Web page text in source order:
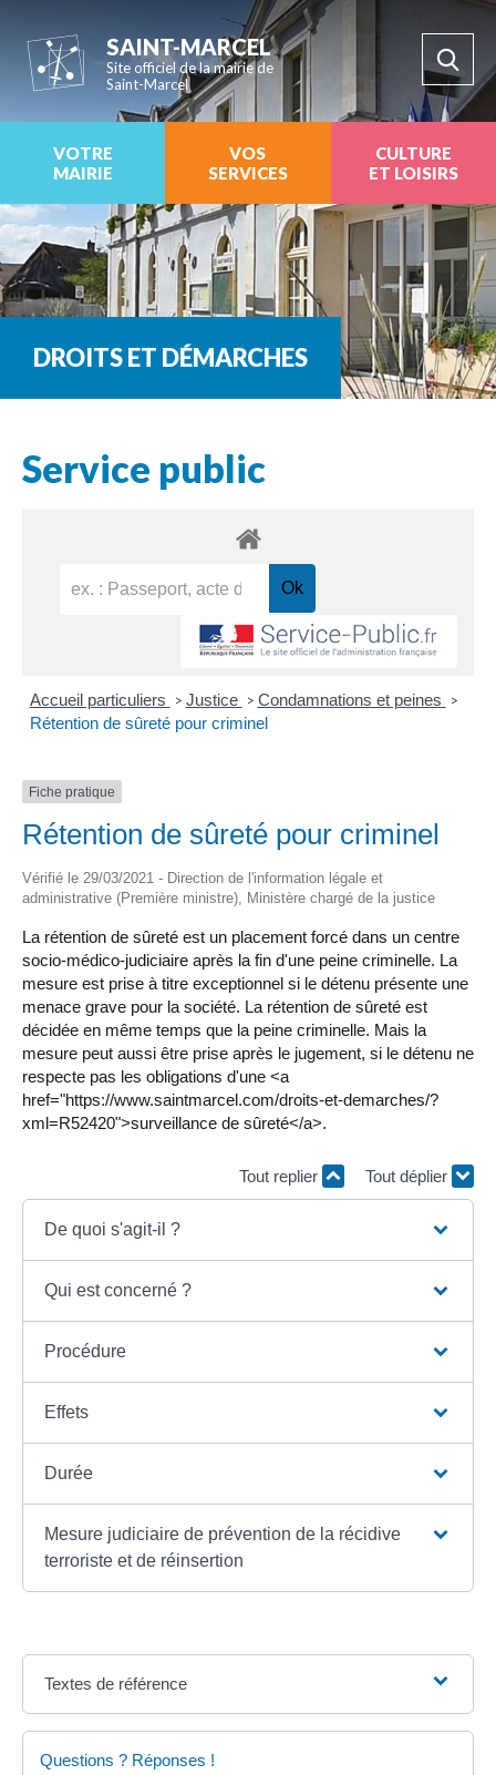
SAINT-MARCEL
Site officiel de la mairie de
Saint-Marcel
VOTRE
MAIRIE
VOS
SERVICES
CULTURE
ET LOISIRS
DROITS ET DÉMARCHES
Service public
Accueil particuliers > Justice > Condamnations et peines >
Rétention de sûreté pour criminel
Fiche pratique
Rétention de sûreté pour criminel
Vérifié le 29/03/2021 - Direction de l'information légale et
administrative (Première ministre), Ministère chargé de la justice
La rétention de sûreté est un placement forcé dans un centre
socio-médico-judiciaire après la fin d'une peine criminelle. La
mesure est prise à titre exceptionnel si le détenu présente une
menace grave pour la société. La rétention de sûreté est
décidée en même temps que la peine criminelle. Mais la
mesure peut aussi être prise après le jugement, si le détenu ne
respecte pas les obligations d'une <a
href="https://www.saintmarcel.com/droits-et-demarches/?
xml=R52420">surveillance de sûreté</a>.
Tout replier Tout déplier
De quoi s'agit-il ?
Qui est concerné ?
Procédure
Effets
Durée
Mesure judiciaire de prévention de la récidive
terroriste et de réinsertion
Textes de référence
Questions ? Réponses !